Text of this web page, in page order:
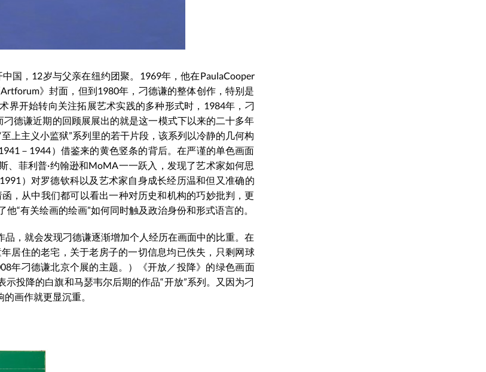
国，12岁与父亲在纽约团聚。1969年，他在PaulaCooper
》封面，但到1980年，刁德谦的整体创作，特别是
界开始转向关注拓展艺术实践的多种形式时，1984年，刁
德谦近期的回顾展展出的就是这一模式下以来的二十多年
上主义小监狱”系列里的若干片段，该系列以冷静的几何构
－1944）借鉴来的黄色竖条的背后。在严谨的单色画面
、菲利普·约翰逊和MoMA一一跃入，发现了艺术家如何思
）对罗德钦科以及艺术家自身成长经历温和但又准确的
，从中我们都可以看出一种对历史和机构的巧妙批判，更
“有关绘画的绘画”如何同时触及政治身份和形式语言的。
，就会发现刁德谦逐渐增加个人经历在画面中的比重。在
居住的老宅，关于老房子的一切信息均已佚失，只剩网球
年刁德谦北京个展的主题。）《开放／投降》的绿色画面
投降的白旗和马瑟韦尔后期的作品“开放”系列。又因为刁
画作就更显沉重。